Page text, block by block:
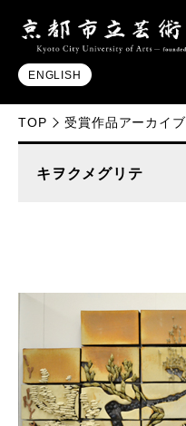
ENGLISH
TOP 受賞作品アーカイブ
キヲクメグリテ